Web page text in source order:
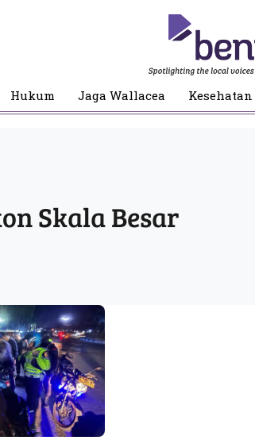
Hukum Jaga Wallacea Kesehatan
Skala Besar